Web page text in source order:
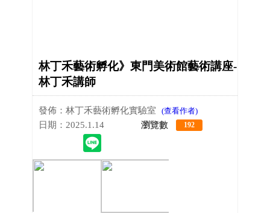
林丁禾藝術孵化》東門美術館藝術講座-
林丁禾講師
發佈：林丁禾藝術孵化實驗室 (查看作者)
日期：2025.1.14 瀏覽數 192